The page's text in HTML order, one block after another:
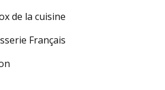
de la cuisine
Français